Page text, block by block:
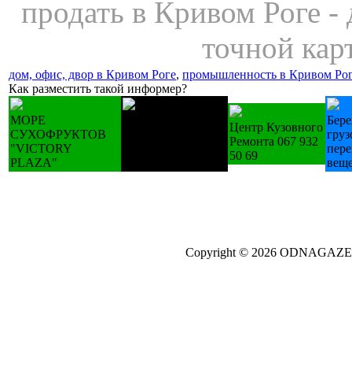
продать в Кривом Роге -
точной
дом, офис, двор в Кривом Роге, промышленность в Кривом
Как разместить такой информер?
МОРЕ
СУХОФРУКТОВ
"VICTORY
PLAZA"
Центр Кузовного
Ремонта 067 932
50 69
Copyright © 2026